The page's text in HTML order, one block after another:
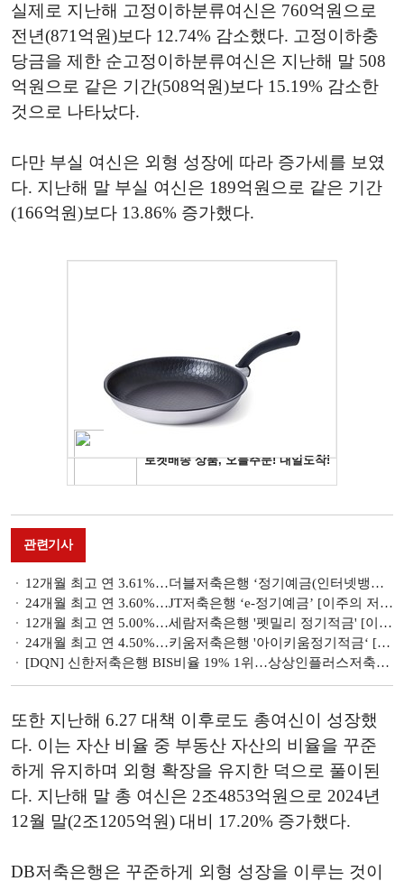
실제로 지난해 고정이하분류여신은 760억원으로
전년(871억원)보다 12.74% 감소했다. 고정이하충
당금을 제한 순고정이하분류여신은 지난해 말 508
억원으로 같은 기간(508억원)보다 15.19% 감소한
것으로 나타났다.
다만 부실 여신은 외형 성장에 따라 증가세를 보였
다. 지난해 말 부실 여신은 189억원으로 같은 기간
(166억원)보다 13.86% 증가했다.
관련기사
12개월 최고 연 3.61%…더블저축은행 ‘정기예금(인터넷뱅킹,스마트뱅킹)’ [이주의 저축은행 예금금리-5월 2주]
24개월 최고 연 3.60%…JT저축은행 ‘e-정기예금’ [이주의 저축은행 예금금리-5월 2주]
12개월 최고 연 5.00%…세람저축은행 '펫밀리 정기적금' [이주의 저축은행 적금금리-5월 2주]
24개월 최고 연 4.50%…키움저축은행 '아이키움정기적금‘ [이주의 저축은행 적금금리-5월 2주]
[DQN] 신한저축은행 BIS비율 19% 1위…상상인플러스저축은행 8% 79개사 중 79위 [저축은행 BIS비율 점검]
또한 지난해 6.27 대책 이후로도 총여신이 성장했
다. 이는 자산 비율 중 부동산 자산의 비율을 꾸준
하게 유지하며 외형 확장을 유지한 덕으로 풀이된
다. 지난해 말 총 여신은 2조4853억원으로 2024년
12월 말(2조1205억원) 대비 17.20% 증가했다.
DB저축은행은 꾸준하게 외형 성장을 이루는 것이